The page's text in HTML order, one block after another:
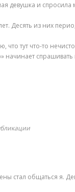
девушка и
Десять из них
что тут что-то
начинает
стал общаться я.